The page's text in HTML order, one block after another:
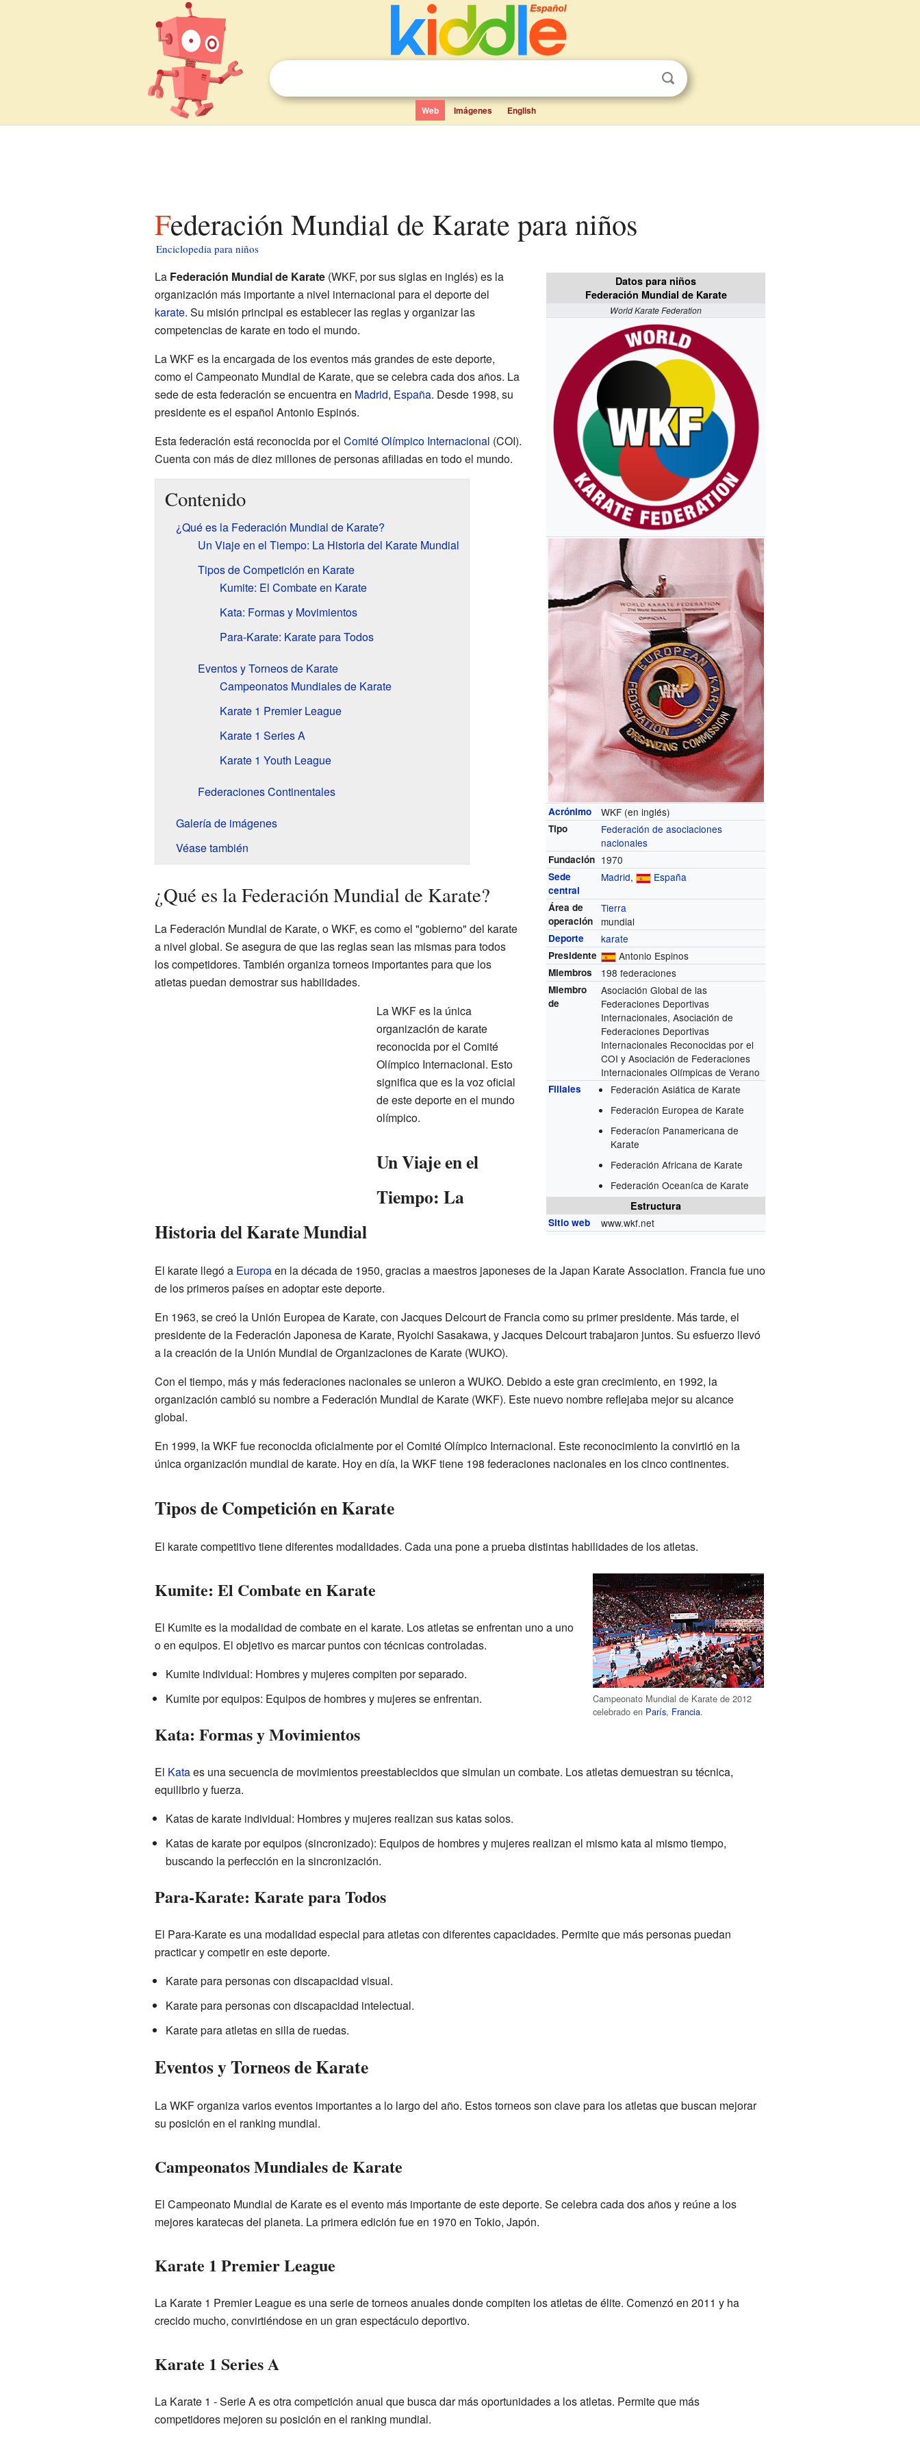
Web Imágenes English
Federación Mundial de Karate para niños
Enciclopedia para niños
Datos para niños
Federación Mundial de Karate
World Karate Federation
Acrónimo WKF (en inglés)
Tipo
Federación de asociaciones
nacionales
Fundación 1970
Sede
central
Madrid, España
Área de
operación
Tierra
mundial
Deporte karate
Presidente Antonio Espinos
Miembros 198 federaciones
Miembro
de
Asociación Global de las
Federaciones Deportivas
Internacionales, Asociación de
Federaciones Deportivas
Internacionales Reconocidas por el
COI y Asociación de Federaciones
Internacionales Olímpicas de Verano
Filiales
Federación Asiática de Karate
Federación Europea de Karate
Federacíon Panamericana de
Karate
Federación Africana de Karate
Federación Oceaníca de Karate
Estructura
Sitio web www.wkf.net
La Federación Mundial de Karate(WKF, por sus siglas en inglés) es la
organización más importante a nivel internacional para el deporte del
karate. Su misión principal es establecer las reglas y organizar las
competencias de karate en todo el mundo.
La WKF es la encargada de los eventos más grandes de este deporte,
como el Campeonato Mundial de Karate, que se celebra cada dos años. La
sede de esta federación se encuentra en Madrid, España. Desde 1998, su
presidente es el español Antonio Espinós.
Esta federación está reconocida por el Comité Olímpico Internacional (COI).
Cuenta con más de diez millones de personas afiliadas en todo el mundo.
Contenido
¿Qué es la Federación Mundial de Karate?
Un Viaje en el Tiempo: La Historia del Karate Mundial
Tipos de Competición en Karate
Kumite: El Combate en Karate
Kata: Formas y Movimientos
Para-Karate: Karate para Todos
Eventos y Torneos de Karate
Campeonatos Mundiales de Karate
Karate 1 Premier League
Karate 1 Series A
Karate 1 Youth League
Federaciones Continentales
Galería de imágenes
Véase también
¿Qué es la Federación Mundial de Karate?
La Federación Mundial de Karate, o WKF, es como el "gobierno" del karate
a nivel global. Se asegura de que las reglas sean las mismas para todos
los competidores. También organiza torneos importantes para que los
atletas puedan demostrar sus habilidades.
La WKF es la única
organización de karate
reconocida por el Comité
Olímpico Internacional. Esto
significa que es la voz oficial
de este deporte en el mundo
olímpico.
Un Viaje en el
Tiempo: La
Historia del Karate Mundial
El karate llegó a Europaen la década de 1950, gracias a maestros japoneses de la Japan Karate Association. Francia fue uno
de los primeros países en adoptar este deporte.
En 1963, se creó la Unión Europea de Karate, con Jacques Delcourt de Francia como su primer presidente. Más tarde, el
presidente de la Federación Japonesa de Karate, Ryoichi Sasakawa, y Jacques Delcourt trabajaron juntos. Su esfuerzo llevó
a la creación de la Unión Mundial de Organizaciones de Karate (WUKO).
Con el tiempo, más y más federaciones nacionales se unieron a WUKO. Debido a este gran crecimiento, en 1992, la
organización cambió su nombre a Federación Mundial de Karate (WKF). Este nuevo nombre reflejaba mejor su alcance
global.
En 1999, la WKF fue reconocida oficialmente por el Comité Olímpico Internacional. Este reconocimiento la convirtió en la
única organización mundial de karate. Hoy en día, la WKF tiene 198 federaciones nacionales en los cinco continentes.
Tipos de Competición en Karate
El karate competitivo tiene diferentes modalidades. Cada una pone a prueba distintas habilidades de los atletas.
Campeonato Mundial de Karate de 2012
celebrado en París, Francia.
Kumite: El Combate en Karate
El Kumite es la modalidad de combate en el karate. Los atletas se enfrentan uno a uno
o en equipos. El objetivo es marcar puntos con técnicas controladas.
Kumite individual: Hombres y mujeres compiten por separado.
Kumite por equipos: Equipos de hombres y mujeres se enfrentan.
Kata: Formas y Movimientos
El Kataes una secuencia de movimientos preestablecidos que simulan un combate. Los atletas demuestran su técnica,
equilibrio y fuerza.
Katas de karate individual: Hombres y mujeres realizan sus katas solos.
Katas de karate por equipos (sincronizado): Equipos de hombres y mujeres realizan el mismo kata al mismo tiempo,
buscando la perfección en la sincronización.
Para-Karate: Karate para Todos
El Para-Karate es una modalidad especial para atletas con diferentes capacidades. Permite que más personas puedan
practicar y competir en este deporte.
Karate para personas con discapacidad visual.
Karate para personas con discapacidad intelectual.
Karate para atletas en silla de ruedas.
Eventos y Torneos de Karate
La WKF organiza varios eventos importantes a lo largo del año. Estos torneos son clave para los atletas que buscan mejorar
su posición en el ranking mundial.
Campeonatos Mundiales de Karate
El Campeonato Mundial de Karate es el evento más importante de este deporte. Se celebra cada dos años y reúne a los
mejores karatecas del planeta. La primera edición fue en 1970 en Tokio, Japón.
Karate 1 Premier League
La Karate 1 Premier League es una serie de torneos anuales donde compiten los atletas de élite. Comenzó en 2011 y ha
crecido mucho, convirtiéndose en un gran espectáculo deportivo.
Karate 1 Series A
La Karate 1 - Serie A es otra competición anual que busca dar más oportunidades a los atletas. Permite que más
competidores mejoren su posición en el ranking mundial.